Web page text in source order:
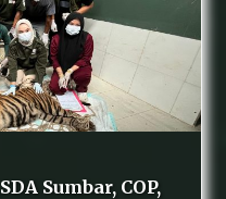
Konflik Beruang Madu
di Lubuk Sikaping
Transparansi Kinerja
Barat
Sumbar, COP,